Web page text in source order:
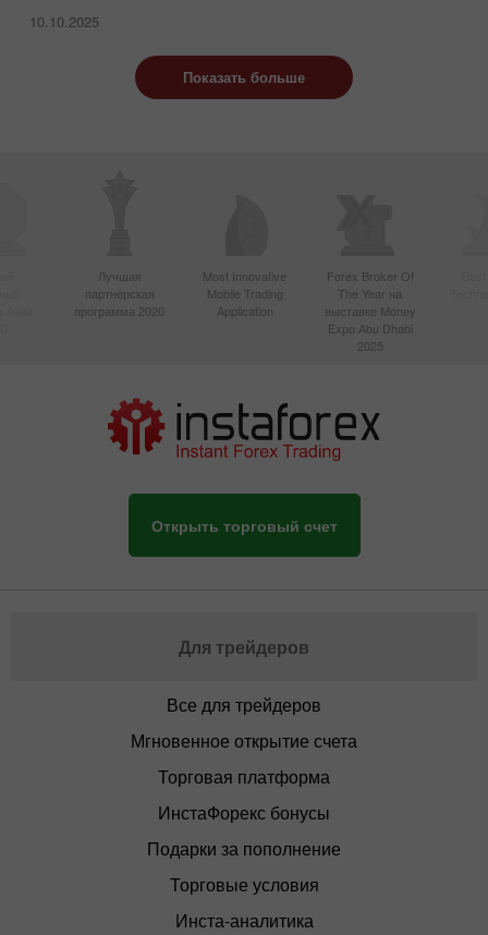
10.10.2025
Показать больше
Лучшая
партнерская
программа 2020
Most Innovative
Mobile Trading
Application
Forex Broker Of
The Year на
выставке Money
Expo Abu Dhabi
2025
Открыть торговый счет
Для трейдеров
Все для трейдеров
Мгновенное открытие счета
Торговая платформа
ИнстаФорекс бонусы
Подарки за пополнение
Торговые условия
Инста-аналитика